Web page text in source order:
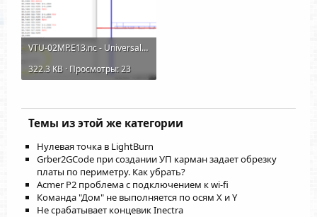
VTU-02MP.E13.nc - Universal Gcode Platform (Версия 2.0-SNAPSHOT _ 2025-05-27) 21.05.2026 15_48...png
322.3 KB · Просмотры: 23
Темы из этой же категории
Нулевая точка в LightBurn
Grber2GCode при создании УП карман задает обрезку
платы по периметру. Как убрать?
Acmer P2 проблема с подключением к wi-fi
Команда "Дом" не выполняется по осям Х и Y
Не срабатывает концевик Inectra